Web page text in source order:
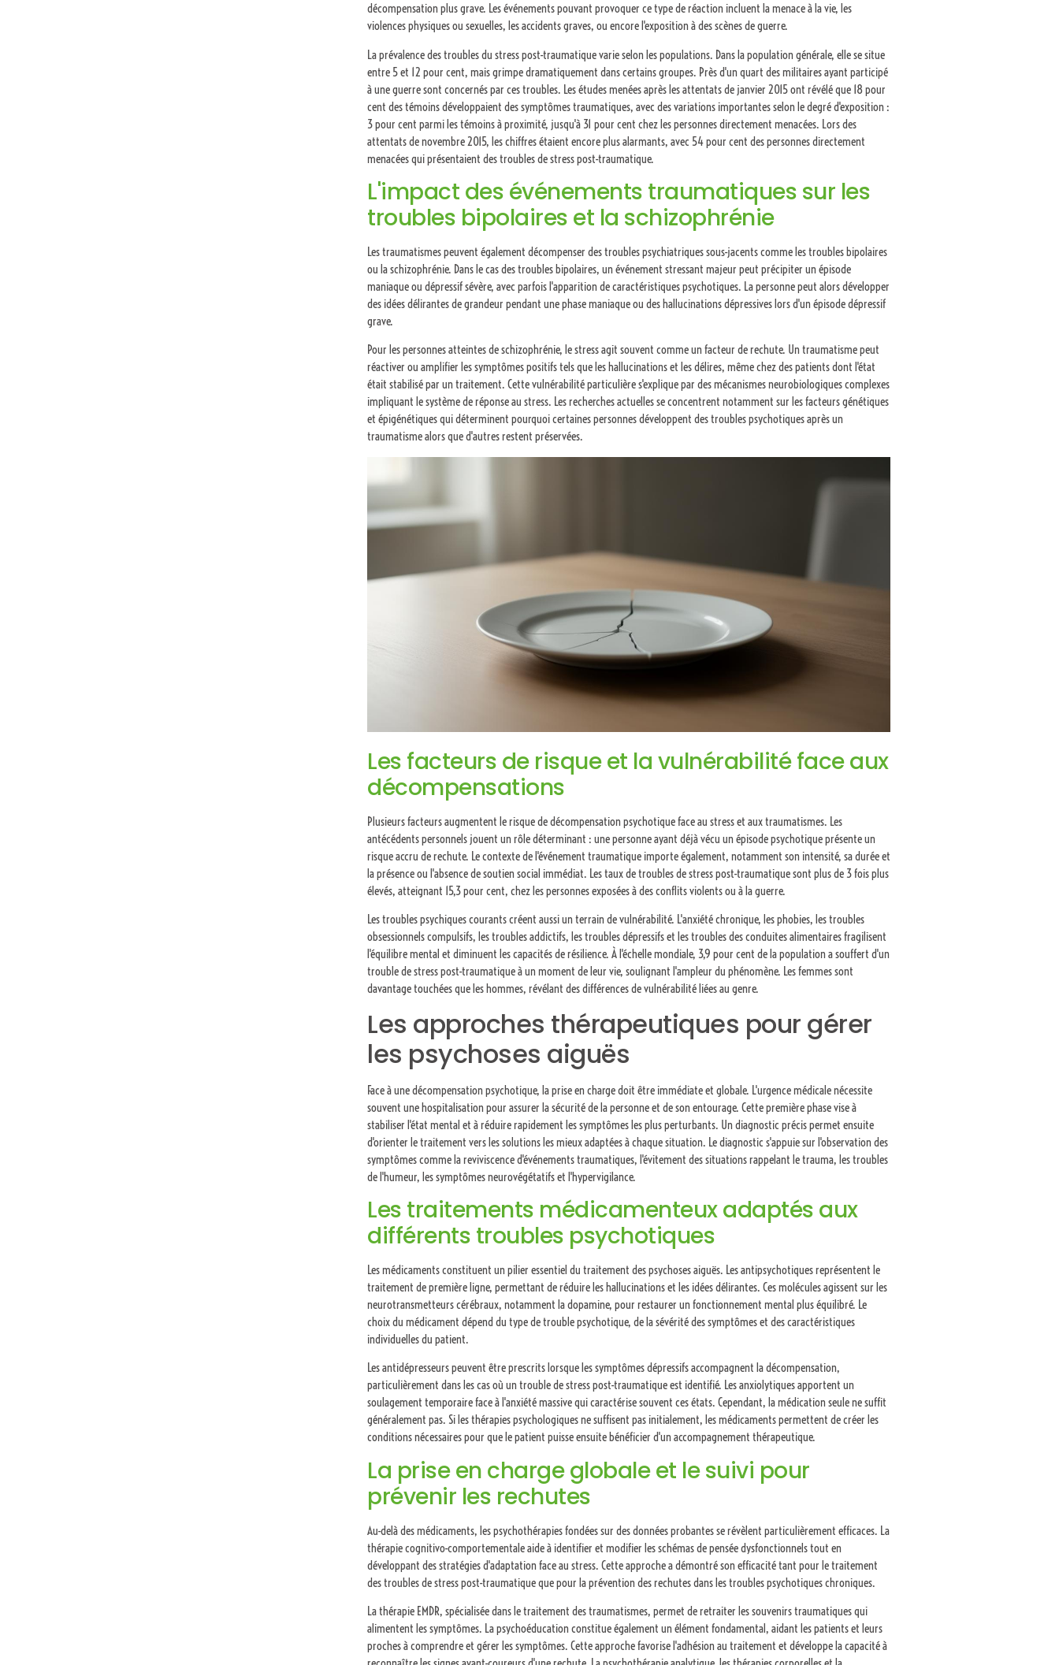
décompensation plus grave. Les événements pouvant provoquer ce type de réaction incluent la menace à la vie, les
violences physiques ou sexuelles, les accidents graves, ou encore l'exposition à des scènes de guerre.
La prévalence des troubles du stress post-traumatique varie selon les populations. Dans la population générale, elle se situe
entre 5 et 12 pour cent, mais grimpe dramatiquement dans certains groupes. Près d'un quart des militaires ayant participé
à une guerre sont concernés par ces troubles. Les études menées après les attentats de janvier 2015 ont révélé que 18 pour
cent des témoins développaient des symptômes traumatiques, avec des variations importantes selon le degré d'exposition :
3 pour cent parmi les témoins à proximité, jusqu'à 31 pour cent chez les personnes directement menacées. Lors des
attentats de novembre 2015, les chiffres étaient encore plus alarmants, avec 54 pour cent des personnes directement
menacées qui présentaient des troubles de stress post-traumatique.
L'impact des événements traumatiques sur les
troubles bipolaires et la schizophrénie
Les traumatismes peuvent également décompenser des troubles psychiatriques sous-jacents comme les troubles bipolaires
ou la schizophrénie. Dans le cas des troubles bipolaires, un événement stressant majeur peut précipiter un épisode
maniaque ou dépressif sévère, avec parfois l'apparition de caractéristiques psychotiques. La personne peut alors développer
des idées délirantes de grandeur pendant une phase maniaque ou des hallucinations dépressives lors d'un épisode dépressif
grave.
Pour les personnes atteintes de schizophrénie, le stress agit souvent comme un facteur de rechute. Un traumatisme peut
réactiver ou amplifier les symptômes positifs tels que les hallucinations et les délires, même chez des patients dont l'état
était stabilisé par un traitement. Cette vulnérabilité particulière s'explique par des mécanismes neurobiologiques complexes
impliquant le système de réponse au stress. Les recherches actuelles se concentrent notamment sur les facteurs génétiques
et épigénétiques qui déterminent pourquoi certaines personnes développent des troubles psychotiques après un
traumatisme alors que d'autres restent préservées.
Les facteurs de risque et la vulnérabilité face aux
décompensations
Plusieurs facteurs augmentent le risque de décompensation psychotique face au stress et aux traumatismes. Les
antécédents personnels jouent un rôle déterminant : une personne ayant déjà vécu un épisode psychotique présente un
risque accru de rechute. Le contexte de l'événement traumatique importe également, notamment son intensité, sa durée et
la présence ou l'absence de soutien social immédiat. Les taux de troubles de stress post-traumatique sont plus de 3 fois plus
élevés, atteignant 15,3 pour cent, chez les personnes exposées à des conflits violents ou à la guerre.
Les troubles psychiques courants créent aussi un terrain de vulnérabilité. L'anxiété chronique, les phobies, les troubles
obsessionnels compulsifs, les troubles addictifs, les troubles dépressifs et les troubles des conduites alimentaires fragilisent
l'équilibre mental et diminuent les capacités de résilience. À l'échelle mondiale, 3,9 pour cent de la population a souffert d'un
trouble de stress post-traumatique à un moment de leur vie, soulignant l'ampleur du phénomène. Les femmes sont
davantage touchées que les hommes, révélant des différences de vulnérabilité liées au genre.
Les approches thérapeutiques pour gérer
les psychoses aiguës
Face à une décompensation psychotique, la prise en charge doit être immédiate et globale. L'urgence médicale nécessite
souvent une hospitalisation pour assurer la sécurité de la personne et de son entourage. Cette première phase vise à
stabiliser l'état mental et à réduire rapidement les symptômes les plus perturbants. Un diagnostic précis permet ensuite
d'orienter le traitement vers les solutions les mieux adaptées à chaque situation. Le diagnostic s'appuie sur l'observation des
symptômes comme la reviviscence d'événements traumatiques, l'évitement des situations rappelant le trauma, les troubles
de l'humeur, les symptômes neurovégétatifs et l'hypervigilance.
Les traitements médicamenteux adaptés aux
différents troubles psychotiques
Les médicaments constituent un pilier essentiel du traitement des psychoses aiguës. Les antipsychotiques représentent le
traitement de première ligne, permettant de réduire les hallucinations et les idées délirantes. Ces molécules agissent sur les
neurotransmetteurs cérébraux, notamment la dopamine, pour restaurer un fonctionnement mental plus équilibré. Le
choix du médicament dépend du type de trouble psychotique, de la sévérité des symptômes et des caractéristiques
individuelles du patient.
Les antidépresseurs peuvent être prescrits lorsque les symptômes dépressifs accompagnent la décompensation,
particulièrement dans les cas où un trouble de stress post-traumatique est identifié. Les anxiolytiques apportent un
soulagement temporaire face à l'anxiété massive qui caractérise souvent ces états. Cependant, la médication seule ne suffit
généralement pas. Si les thérapies psychologiques ne suffisent pas initialement, les médicaments permettent de créer les
conditions nécessaires pour que le patient puisse ensuite bénéficier d'un accompagnement thérapeutique.
La prise en charge globale et le suivi pour
prévenir les rechutes
Au-delà des médicaments, les psychothérapies fondées sur des données probantes se révèlent particulièrement efficaces. La
thérapie cognitivo-comportementale aide à identifier et modifier les schémas de pensée dysfonctionnels tout en
développant des stratégies d'adaptation face au stress. Cette approche a démontré son efficacité tant pour le traitement
des troubles de stress post-traumatique que pour la prévention des rechutes dans les troubles psychotiques chroniques.
La thérapie EMDR, spécialisée dans le traitement des traumatismes, permet de retraiter les souvenirs traumatiques qui
alimentent les symptômes. La psychoéducation constitue également un élément fondamental, aidant les patients et leurs
proches à comprendre et gérer les symptômes. Cette approche favorise l'adhésion au traitement et développe la capacité à